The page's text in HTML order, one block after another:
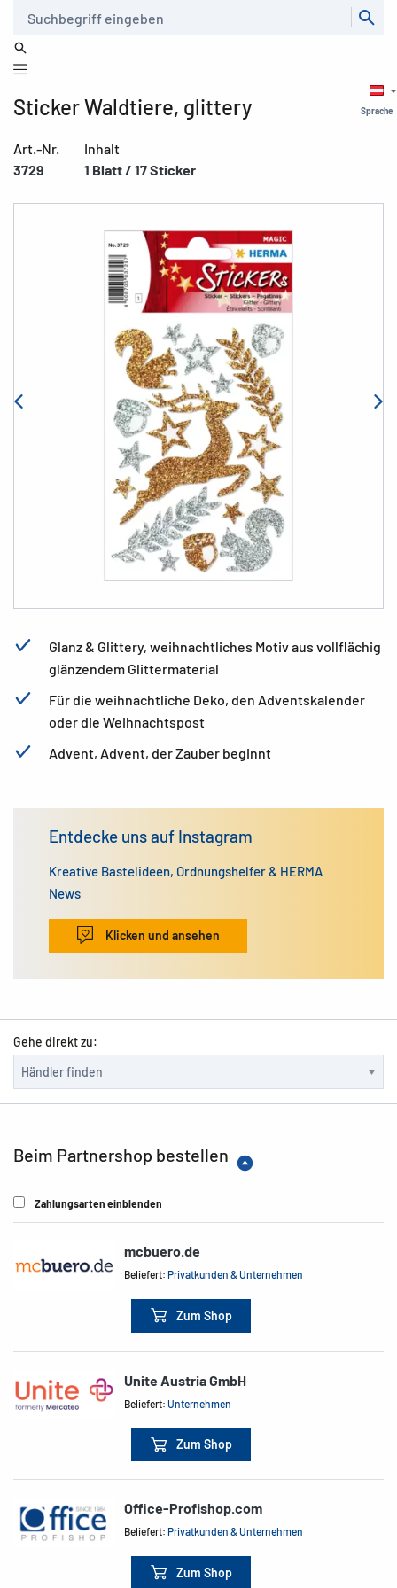
Sprache
Sticker Waldtiere, glittery
Art.-Nr.
3729
Inhalt
1 Blatt / 17 Sticker
Glanz & Glittery, weihnachtliches Motiv aus vollflächig
glänzendem Glittermaterial
Für die weihnachtliche Deko, den Adventskalender
oder die Weihnachtspost
Advent, Advent, der Zauber beginnt
Entdecke uns auf Instagram
Kreative Bastelideen, Ordnungshelfer & HERMA
News
Klicken und ansehen
Gehe direkt zu:
Beim Partnershop bestellen
Zahlungsarten einblenden
mcbuero.de
Beliefert:Privatkunden & Unternehmen
Zum Shop
Unite Austria GmbH
Beliefert:Unternehmen
Zum Shop
Office-Profishop.com
Beliefert:Privatkunden & Unternehmen
Zum Shop